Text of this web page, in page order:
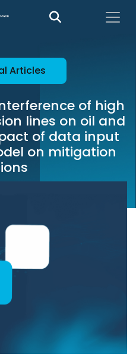
Articles
of high
lines on oil and
of data input
on mitigation